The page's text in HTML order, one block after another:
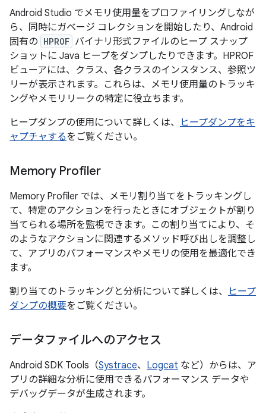
Android Studio でメモリ使用量をプロファイリングしなが
ら、同時にガベージ コレクションを開始したり、Android
固有の HPROF バイナリ形式ファイルのヒープ スナップ
ショットに Java ヒープをダンプしたりできます。HPROF
ビューアには、クラス、各クラスのインスタンス、参照ツ
リーが表示されます。これらは、メモリ使用量のトラッキ
ングやメモリリークの特定に役立ちます。
ヒープダンプの使用について詳しくは、
ヒープダンプをキ
ャプチャするをご覧ください。
Memory Profiler
Memory Profiler では、メモリ割り当てをトラッキングし
て、特定のアクションを行ったときにオブジェクトが割り
当てられる場所を監視できます。この割り当てにより、そ
のようなアクションに関連するメソッド呼び出しを調整し
て、アプリのパフォーマンスやメモリの使用を最適化でき
ます。
割り当てのトラッキングと分析について詳しくは、
ヒープ
ダンプの概要をご覧ください。
データファイルへのアクセス
Android SDK Tools（Systrace、 Logcat など）からは、ア
プリの詳細な分析に使用できるパフォーマンス データや
デバッグデータが生成されます。